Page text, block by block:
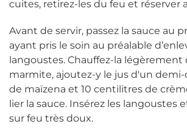
cuites, retirez-les du feu et réserver
Avant de servir, passez la sauce au
ayant pris le soin au préalable
langoustes. Chauffez-la légèrement
marmite, ajoutez-y le jus d'un
de maïzena et 10 centilitres de
lier la sauce. Insérez les langoustes
sur feu très doux.